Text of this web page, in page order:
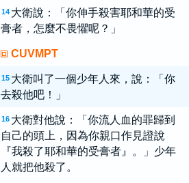
14 大衛說：「你伸手殺害耶和華的受
膏者，怎麼不畏懼呢？」
CUVMPT
15 大衛叫了一個少年人來，說：「你
去殺他吧！」
16 大衛對他說：「你流人血的罪歸到
自己的頭上，因為你親口作見證說
『我殺了耶和華的受膏者』。」少年
人就把他殺了。